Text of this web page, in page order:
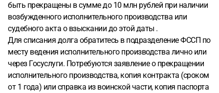
быть прекращены в сумме до 10 млн рублей при наличии
возбужденного исполнительного производства или
судебного акта о взыскании до этой даты .
Для списания долга обратитесь в подразделение ФССП по
месту ведения исполнительного производства лично или
через Госуслуги. Потребуются заявление о прекращении
исполнительного производства, копия контракта (сроком
от 1 года) или справка из воинской части, копия паспорта